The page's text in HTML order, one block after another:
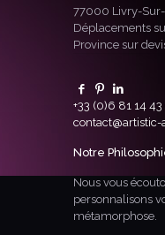
77000 Livry-
Déplacements
Province sur
+33 (0)6 81 14 43
Notre
Nous vous
personnalisons
métamorphose.